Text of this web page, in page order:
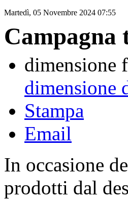
Martedì, 05 Novembre 2024 07:55
Campagna
dimensione
dimensione
Stampa
Email
In occasione
prodotti dal